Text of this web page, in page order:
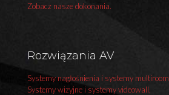
Zobacz nasze dokonania.
Rozwiązania AV
Systemy nagłośnienia i systemy multiroom,
Systemy wizyjne i systemy videowall,